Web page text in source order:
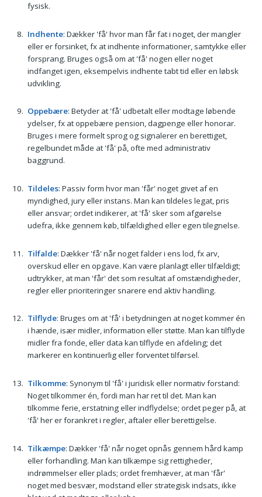
fysisk.
Indhente: Dækker 'få' hvor man får fat i noget, der mangler
eller er forsinket, fx at indhente informationer, samtykke eller
forsprang. Bruges også om at 'få' nogen eller noget
indfanget igen, eksempelvis indhente tabt tid eller en løbsk
udvikling.
Oppebære: Betyder at 'få' udbetalt eller modtage løbende
ydelser, fx at oppebære pension, dagpenge eller honorar.
Bruges i mere formelt sprog og signalerer en berettiget,
regelbundet måde at 'få' på, ofte med administrativ
baggrund.
Tildeles: Passiv form hvor man 'får' noget givet af en
myndighed, jury eller instans. Man kan tildeles legat, pris
eller ansvar; ordet indikerer, at 'få' sker som afgørelse
udefra, ikke gennem køb, tilfældighed eller egen tilegnelse.
Tilfalde: Dækker 'få' når noget falder i ens lod, fx arv,
overskud eller en opgave. Kan være planlagt eller tilfældigt;
udtrykker, at man 'får' det som resultat af omstændigheder,
regler eller prioriteringer snarere end aktiv handling.
Tilflyde: Bruges om at 'få' i betydningen at noget kommer én
i hænde, især midler, information eller støtte. Man kan tilflyde
midler fra fonde, eller data kan tilflyde en afdeling; det
markerer en kontinuerlig eller forventet tilførsel.
Tilkomme: Synonym til 'få' i juridisk eller normativ forstand:
Noget tilkommer én, fordi man har ret til det. Man kan
tilkomme ferie, erstatning eller indflydelse; ordet peger på, at
'få' her er forankret i regler, aftaler eller berettigelse.
Tilkæmpe: Dækker 'få' når noget opnås gennem hård kamp
eller forhandling. Man kan tilkæmpe sig rettigheder,
indrømmelser eller plads; ordet fremhæver, at man 'får'
noget med besvær, modstand eller strategisk indsats, ikke